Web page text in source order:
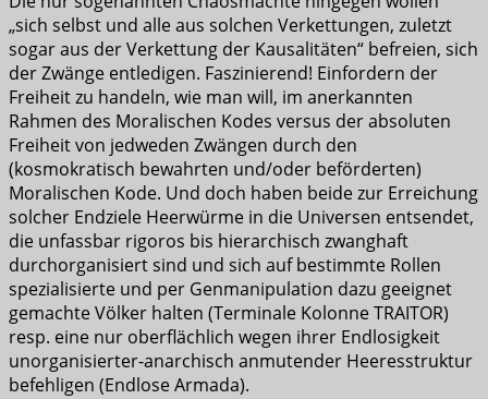
„sich selbst und alle aus solchen Verkettungen, zuletzt
sogar aus der Verkettung der Kausalitäten“ befreien, sich
der Zwänge entledigen. Faszinierend! Einfordern der
Freiheit zu handeln, wie man will, im anerkannten
Rahmen des Moralischen Kodes versus der absoluten
Freiheit von jedweden Zwängen durch den
(kosmokratisch bewahrten und/oder beförderten)
Moralischen Kode. Und doch haben beide zur Erreichung
solcher Endziele Heerwürme in die Universen entsendet,
die unfassbar rigoros bis hierarchisch zwanghaft
durchorganisiert sind und sich auf bestimmte Rollen
spezialisierte und per Genmanipulation dazu geeignet
gemachte Völker halten (Terminale Kolonne TRAITOR)
resp. eine nur oberflächlich wegen ihrer Endlosigkeit
unorganisierter-anarchisch anmutender Heeresstruktur
befehligen (Endlose Armada).